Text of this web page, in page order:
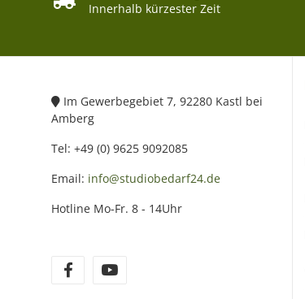
Innerhalb kürzester Zeit
Im Gewerbegebiet 7, 92280 Kastl bei
Amberg
Tel: +49 (0) 9625 9092085
Email: info@studiobedarf24.de
Hotline Mo-Fr. 8 - 14Uhr